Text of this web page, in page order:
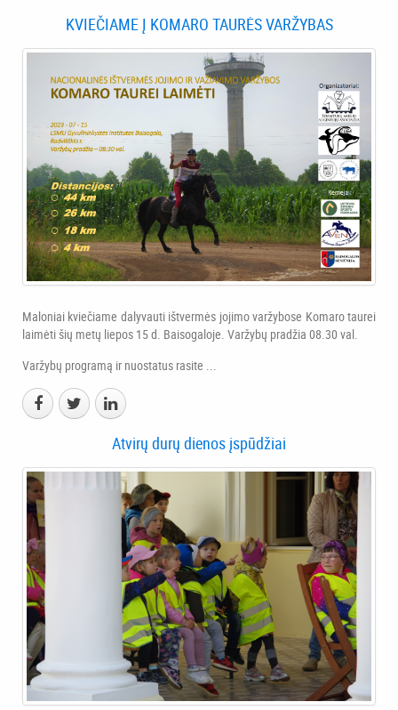
KVIEČIAME Į KOMARO TAURĖS VARŽYBAS
Maloniai kviečiame dalyvauti ištvermės jojimo varžybose Komaro taurei
laimėti šių metų liepos 15 d. Baisogaloje. Varžybų pradžia 08.30 val.
Varžybų programą ir nuostatus rasite ...
Atvirų durų dienos įspūdžiai